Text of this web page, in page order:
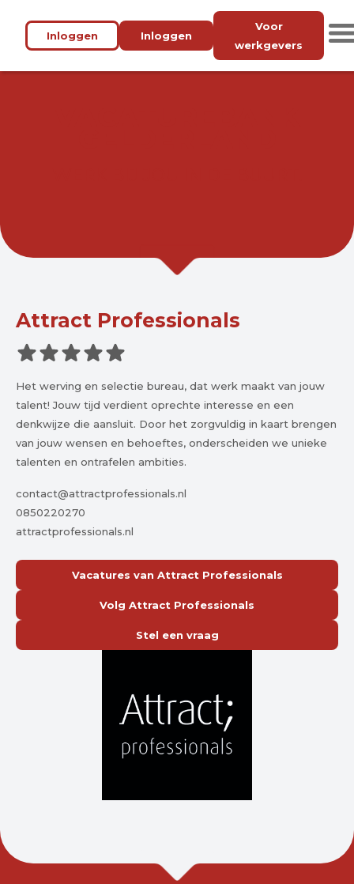
Inloggen Inloggen
Voor
werkgevers
Attract Professionals
Het werving en selectie bureau, dat werk maakt van jouw
talent! Jouw tijd verdient oprechte interesse en een
denkwijze die aansluit. Door het zorgvuldig in kaart brengen
van jouw wensen en behoeftes, onderscheiden we unieke
talenten en ontrafelen ambities.
contact@attractprofessionals.nl
0850220270
attractprofessionals.nl
Vacatures van Attract Professionals
Volg Attract Professionals
Stel een vraag